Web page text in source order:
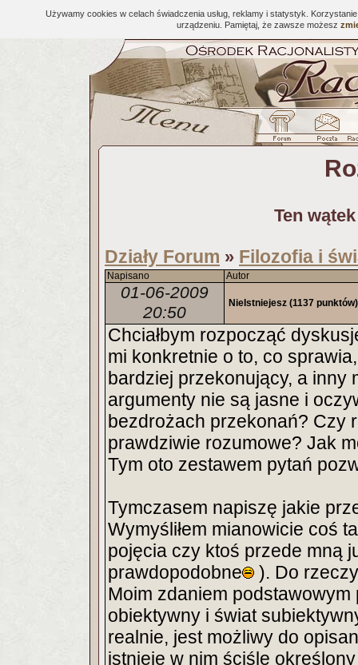
Używamy cookies w celach świadczenia usług, reklamy i statystyk.
urządzeniu. Pamiętaj, że zawsze możesz
Ten
Działy Forum » Filozofia i
Napisano Autor
01-06-2009
20:50
NieIstniejesz (1137 punktów)
Chciałbym rozpocząć
mi konkretnie o to, co
bardziej przekonujący, a inny
argumenty nie są jasne i
bezdrożach przekonań? Czy
prawdziwie rozumowe? Jak
Tym oto zestawem pytań
Tymczasem napiszę jakie
Wymyśliłem mianowicie coś
pojęcia czy ktoś przede mną
prawdopodobne
). Do
Moim zdaniem podstawowym
obiektywny i świat
realnie, jest możliwy do
istnieje w nim ściśle